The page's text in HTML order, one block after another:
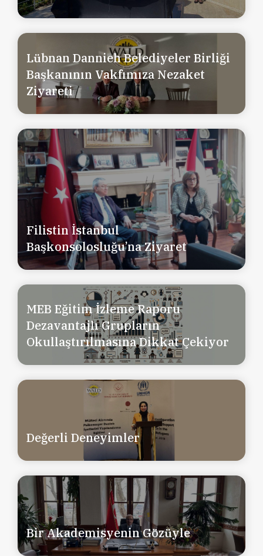
Lübnan Dannieh Belediyeler Birliği
Başkanının Vakfımıza Nezaket
Ziyareti
Filistin İstanbul
Başkonsolosluğu’na Ziyaret
MEB Eğitim İzleme Raporu
Dezavantajlı Grupların
Okullaştırılmasına Dikkat Çekiyor
Değerli Deneyimler
Bir Akademisyenin Gözüyle